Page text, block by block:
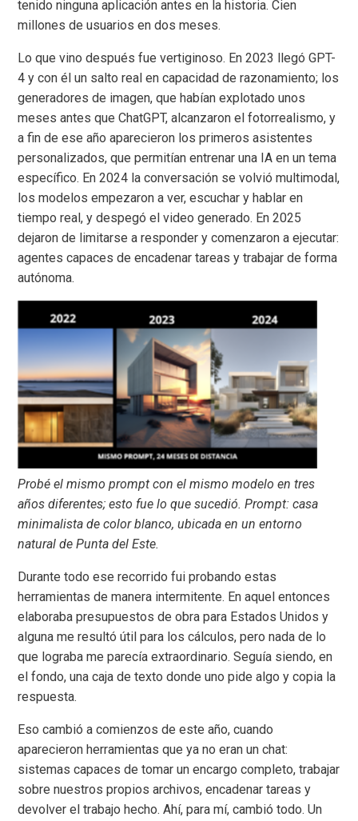
tenido ninguna aplicación antes en la historia. Cien
millones de usuarios en dos meses.
Lo que vino después fue vertiginoso. En 2023 llegó GPT-
4 y con él un salto real en capacidad de razonamiento; los
generadores de imagen, que habían explotado unos
meses antes que ChatGPT, alcanzaron el fotorrealismo, y
a fin de ese año aparecieron los primeros asistentes
personalizados, que permitían entrenar una IA en un tema
específico. En 2024 la conversación se volvió multimodal,
los modelos empezaron a ver, escuchar y hablar en
tiempo real, y despegó el video generado. En 2025
dejaron de limitarse a responder y comenzaron a ejecutar:
agentes capaces de encadenar tareas y trabajar de forma
autónoma.
Probé el mismo prompt con el mismo modelo en tres
años diferentes; esto fue lo que sucedió. Prompt: casa
minimalista de color blanco, ubicada en un entorno
natural de Punta del Este.
Durante todo ese recorrido fui probando estas
herramientas de manera intermitente. En aquel entonces
elaboraba presupuestos de obra para Estados Unidos y
alguna me resultó útil para los cálculos, pero nada de lo
que lograba me parecía extraordinario. Seguía siendo, en
el fondo, una caja de texto donde uno pide algo y copia la
respuesta.
Eso cambió a comienzos de este año, cuando
aparecieron herramientas que ya no eran un chat:
sistemas capaces de tomar un encargo completo, trabajar
sobre nuestros propios archivos, encadenar tareas y
devolver el trabajo hecho. Ahí, para mí, cambió todo. Un